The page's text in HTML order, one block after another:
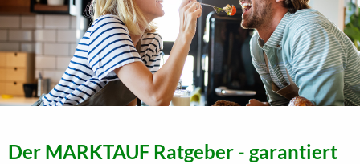
Der MARKTAUF Ratgeber - garantiert